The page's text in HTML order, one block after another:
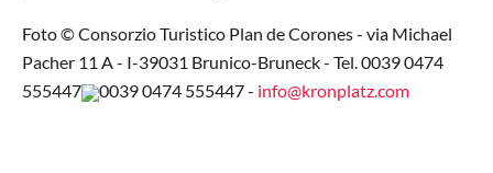
Foto © Consorzio Turistico Plan de Corones - via Michael
Pacher 11 A - I-39031 Brunico-Bruneck - Tel.0039 0474
555447
0039 0474 555447- info@kronplatz.com